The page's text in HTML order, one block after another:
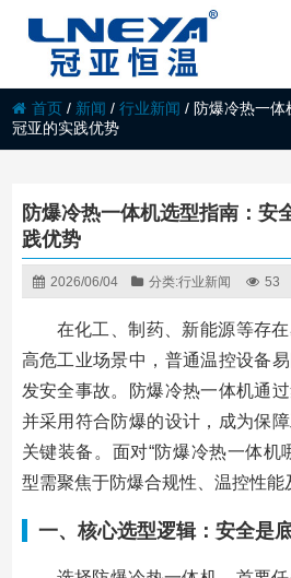
首页 / 新闻 /行业新闻 / 防爆冷热一体
冠亚的实践优势
防爆冷热一体机选型指南：安
践优势
2026/06/04 分类:行业新闻 53
在化工、制药、新能源等存
高危工业场景中，普通温控设备
发安全事故。防爆冷热一体机通
并采用符合防爆的设计，成为保
关键装备。面对“防爆冷热一体机
型需聚焦于防爆合规性、温控性能
一、核心选型逻辑：安全是